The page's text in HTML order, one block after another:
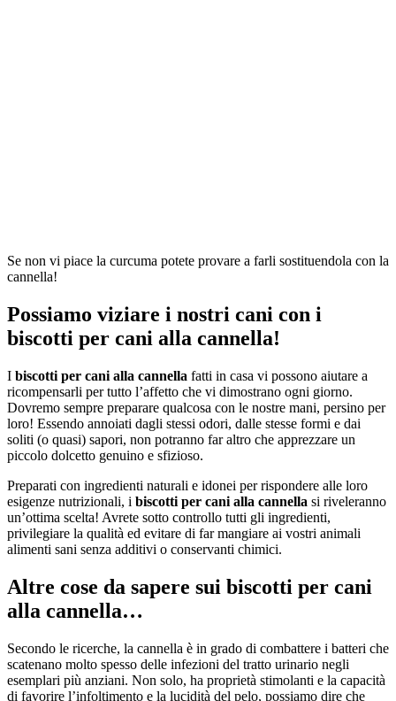
Se non vi piace la curcuma potete provare a farli sostituendola con la
cannella!
Possiamo viziare i nostri cani con i
biscotti per cani alla cannella!
I biscotti per cani alla cannella fatti in casa vi possono aiutare a
ricompensarli per tutto l’affetto che vi dimostrano ogni giorno.
Dovremo sempre preparare qualcosa con le nostre mani, persino per
loro! Essendo annoiati dagli stessi odori, dalle stesse formi e dai
soliti (o quasi) sapori, non potranno far altro che apprezzare un
piccolo dolcetto genuino e sfizioso.
Preparati con ingredienti naturali e idonei per rispondere alle loro
esigenze nutrizionali, i biscotti per cani alla cannella si riveleranno
un’ottima scelta! Avrete sotto controllo tutti gli ingredienti,
privilegiare la qualità ed evitare di far mangiare ai vostri animali
alimenti sani senza additivi o conservanti chimici.
Altre cose da sapere sui biscotti per cani
alla cannella…
Secondo le ricerche, la cannella è in grado di combattere i batteri che
scatenano molto spesso delle infezioni del tratto urinario negli
esemplari più anziani. Non solo, ha proprietà stimolanti e la capacità
di favorire l’infoltimento e la lucidità del pelo, possiamo dire che